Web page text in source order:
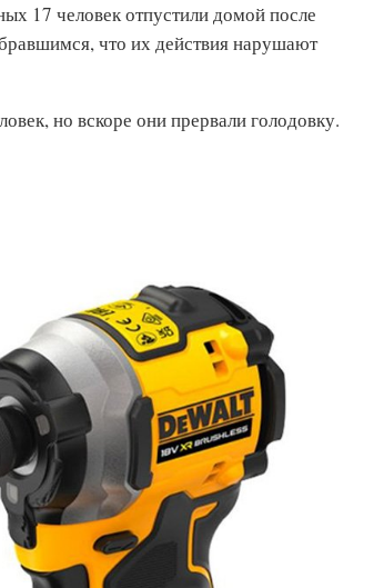
17 человек отпустили домой после
что их действия нарушают
но вскоре они прервали голодовку.